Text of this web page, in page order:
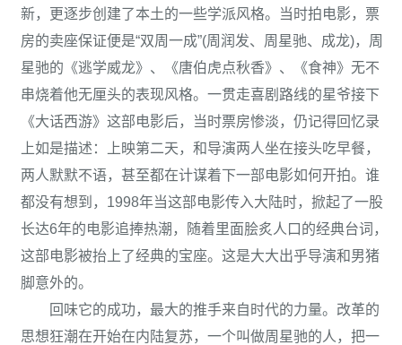
新，更逐步创建了本土的一些学派风格。当时拍电影，票
房的卖座保证便是“双周一成”(周润发、周星驰、成龙)，周
星驰的《逃学威龙》、《唐伯虎点秋香》、《食神》无不
串烧着他无厘头的表现风格。一贯走喜剧路线的星爷接下
《大话西游》这部电影后，当时票房惨淡，仍记得回忆录
上如是描述：上映第二天，和导演两人坐在接头吃早餐，
两人默默不语，甚至都在计谋着下一部电影如何开拍。谁
都没有想到，1998年当这部电影传入大陆时，掀起了一股
长达6年的电影追捧热潮，随着里面脍炙人口的经典台词，
这部电影被抬上了经典的宝座。这是大大出乎导演和男猪
脚意外的。
回味它的成功，最大的推手来自时代的力量。改革的
思想狂潮在开始在内陆复苏，一个叫做周星驰的人，把一